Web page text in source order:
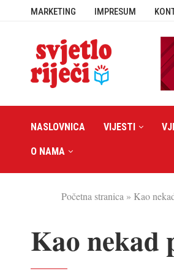
MARKETING IMPRESUM
NASLOVNICA VIJESTI
O NAMA
Početna stranica » Kao
Kao nekad